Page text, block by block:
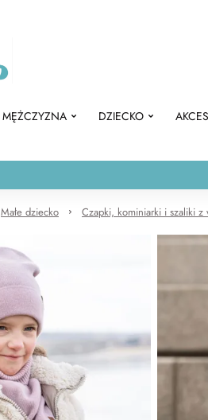
MĘŻCZYZNA DZIECKO
Małe dziecko Czapki, kominiarki i szaliki z